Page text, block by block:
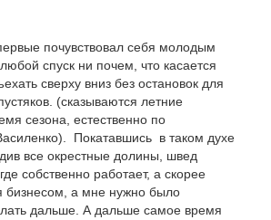
почувствовал себя молодым
спуск ни почем, что касается
сверху вниз без остановок для
(сказываются летние
сезона, естественно по
Покатавшись в таком духе
все окрестные долины, швед
собственно работает, а скорее
бизнесом, а мне нужно было
дальше. А дальше самое время